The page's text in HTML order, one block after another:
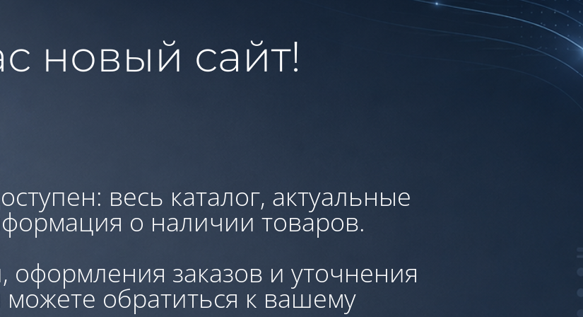
новый сайт!
весь каталог, актуальные
о наличии товаров.
оформления заказов и уточнения
обратиться к вашему